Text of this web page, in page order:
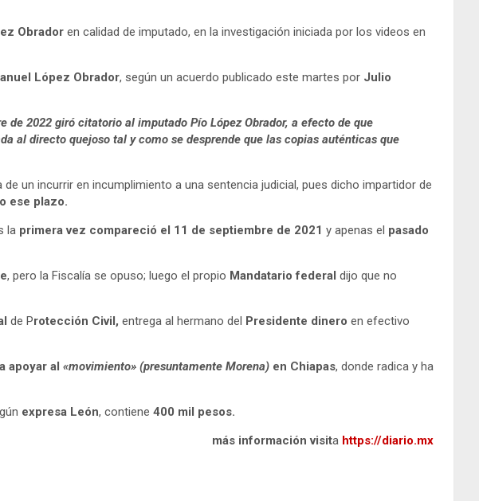
Obrador en calidad de imputado, en la investigación iniciada por los videos en
López Obrador, según un acuerdo publicado este martes por Julio
de 2022 giró citatorio al imputado Pío López Obrador, a efecto de que
al directo quejoso tal y como se desprende que las copias auténticas que
un incurrir en incumplimiento a una sentencia judicial, pues dicho impartidor de
ese plazo.
la primera vez compareció el 11 de septiembre de 2021 y apenas el pasado
, pero la Fiscalía se opuso; luego el propio Mandatario federal dijo que no
de Protección Civil, entrega al hermano del Presidente dinero en efectivo
apoyar al «movimiento» (presuntamente Morena) en Chiapas, donde radica y ha
expresa León, contiene 400 mil pesos.
más información visita https://diario.mx